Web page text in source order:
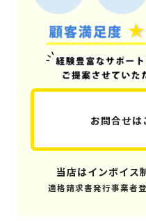
お問合せは
当店はインボイス
適格請求書発行事業者